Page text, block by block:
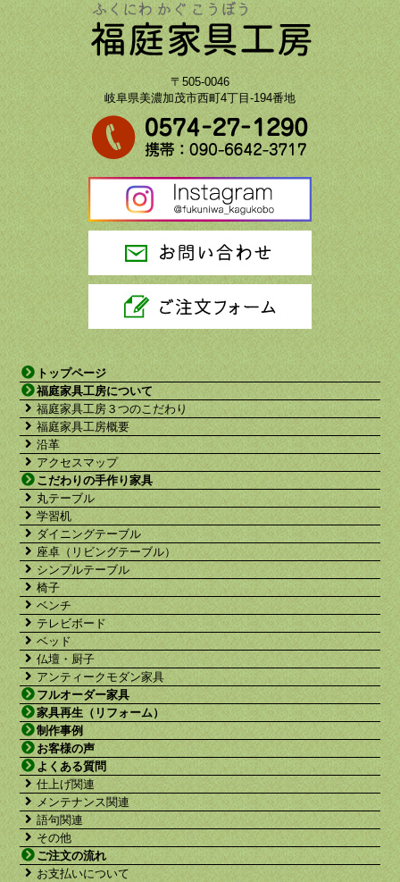
〒505-0046
岐阜県美濃加茂市西町4丁目-194番地
トップページ
福庭家具工房について
福庭家具工房３つのこだわり
福庭家具工房概要
沿革
アクセスマップ
こだわりの手作り家具
丸テーブル
学習机
ダイニングテーブル
座卓（リビングテーブル）
シンプルテーブル
椅子
ベンチ
テレビボード
ベッド
仏壇・厨子
アンティークモダン家具
フルオーダー家具
家具再生（リフォーム）
制作事例
お客様の声
よくある質問
仕上げ関連
メンテナンス関連
語句関連
その他
ご注文の流れ
お支払いについて